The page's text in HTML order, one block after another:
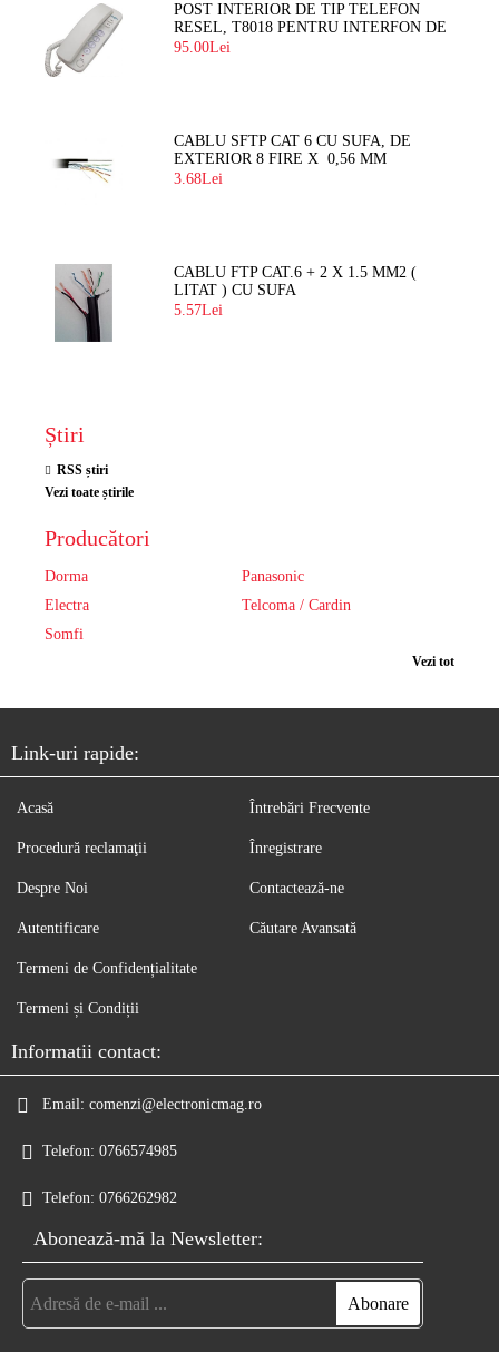
POST INTERIOR DE TIP TELEFON
RESEL, T8018 PENTRU INTERFON DE
BLOC
95.00Lei
CABLU SFTP CAT 6 CU SUFA, DE
EXTERIOR 8 FIRE X 0,56 MM
3.68Lei
CABLU FTP CAT.6 + 2 X 1.5 MM2 (
LITAT ) CU SUFA
5.57Lei
Știri
RSS știri
Vezi toate știrile
Producători
Dorma
Panasonic
Electra
Telcoma / Cardin
Somfi
Vezi tot
Link-uri rapide:
Acasă
Procedură reclamaţii
Despre Noi
Autentificare
Întrebări Frecvente
Înregistrare
Contactează-ne
Căutare Avansată
Termeni de Confidențialitate
Termeni și Condiții
Informatii contact:
Email: comenzi@electronicmag.ro
Telefon: 0766574985
Telefon: 0766262982
Abonează-mă la Newsletter: